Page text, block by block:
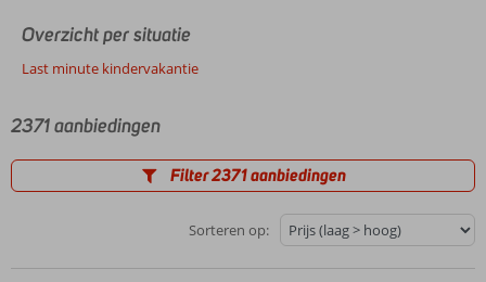
Overzicht per situatie
Last minute kindervakantie
2371 aanbiedingen
Filter 2371 aanbiedingen
Sorteren op: